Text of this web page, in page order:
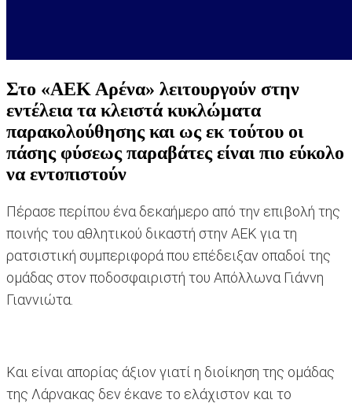
Στο «ΑΕΚ Αρένα» λειτουργούν στην
εντέλεια τα κλειστά κυκλώματα
παρακολούθησης και ως εκ τούτου οι
πάσης φύσεως παραβάτες είναι πιο εύκολο
να εντοπιστούν
Πέρασε περίπου ένα δεκαήμερο από την επιβολή της
ποινής του αθλητικού δικαστή στην ΑΕΚ για τη
ρατσιστική συμπεριφορά που επέδειξαν οπαδοί της
ομάδας στον ποδοσφαιριστή του Απόλλωνα Γιάννη
Γιαννιώτα.
Και είναι απορίας άξιον γιατί η διοίκηση της ομάδας
της Λάρνακας δεν έκανε το ελάχιστον και το